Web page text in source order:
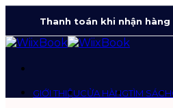
nội
dung
Thanh toán khi nhận hàng
GIỚI THIỆUCỬA HÀNGTÌM SÁCH